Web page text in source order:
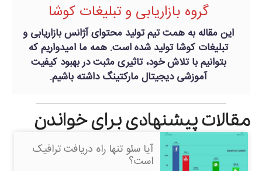
گروه بازاریابی و تبلیغات کوشا
این مقاله به همت تیم تولید محتوای آژانس بازاریابی و
تبلیغات کوشا تولید شده است. همه ما امیدواریم که
بتوانیم با تلاش خود، تاثیری مثبت در بهبود کیفیت
آموزشی دیجیتال مارکتینگ داشته باشیم.
مقالات پیشنهادی برای خواندن
آیا سئو تنها راه دریافت ترافیک
است؟